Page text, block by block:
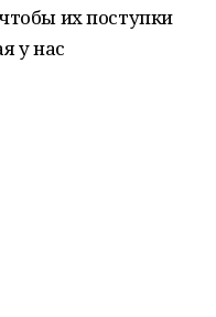
их поступки
у нас